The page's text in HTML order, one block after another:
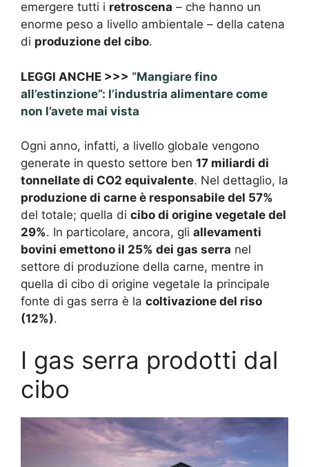
emergere tutti i retroscena – che hanno un
enorme peso a livello ambientale – della catena
di produzione del cibo.
LEGGI ANCHE >>> “Mangiare fino
all’estinzione”: l’industria alimentare come
non l’avete mai vista
Ogni anno, infatti, a livello globale vengono
generate in questo settore ben 17 miliardi di
tonnellate di CO2 equivalente. Nel dettaglio, la
produzione di carne è responsabile del 57%
del totale; quella di cibo di origine vegetale del
29%. In particolare, ancora, gli allevamenti
bovini emettono il 25% dei gas serra nel
settore di produzione della carne, mentre in
quella di cibo di origine vegetale la principale
fonte di gas serra è la coltivazione del riso
(12%).
I gas serra prodotti dal
cibo